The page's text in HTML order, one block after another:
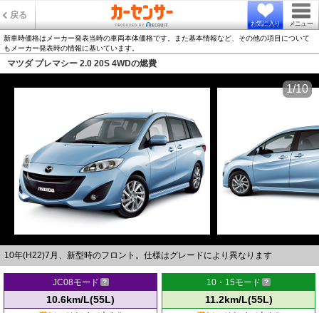
戻る
お気に入り メニュー
新車時価格はメーカー発表当時の車両本体価格です。また基本情報など、その他の項目について
もメーカー発表時の情報に基いています。
マツダ プレマシー 2.0 20S 4WDの燃費
10年(H22)7月、新型時のフロント。仕様はグレードにより異なります
1/10
JC08モード
10.6km/L(55L)
10・15モード
11.2km/L(55L)